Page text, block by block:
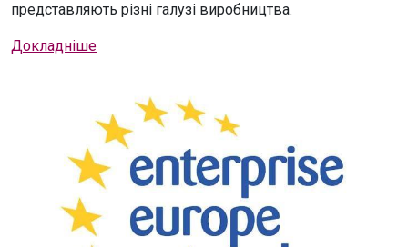
представляють різні галузі виробництва.
Докладніше